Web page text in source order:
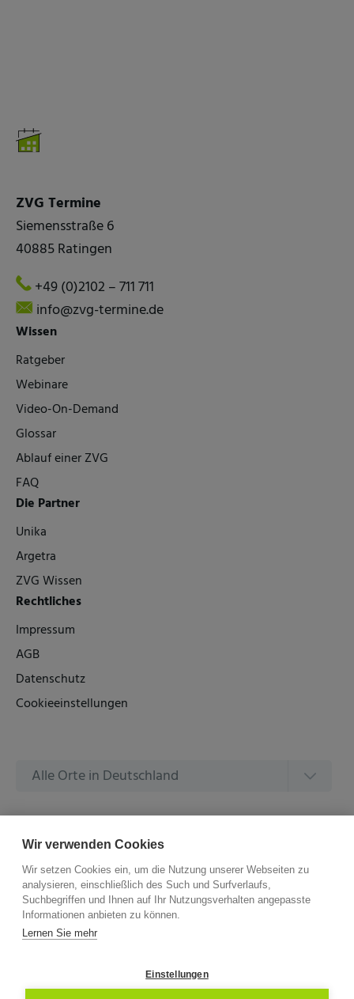
ZVG Termine
Siemensstraße 6
40885 Ratingen
+49 (0)2102 – 711 711
info@zvg-termine.de
Wissen
Ratgeber
Webinare
Video-On-Demand
Glossar
Ablauf einer ZVG
FAQ
Die Partner
Unika
Argetra
ZVG Wissen
Rechtliches
Impressum
AGB
Datenschutz
Cookieeinstellungen
Alle Orte in Deutschland
Alle Amtsgerichte in Deutschland
©2026 –ZVG Termine.Alle Rechte Vorbehalten.
Wir verwenden Cookies
Wir setzen Cookies ein, um die Nutzung unserer Webseiten zu
analysieren, einschließlich des Such und Surfverlaufs,
Suchbegriffen und Ihnen auf Ihr Nutzungsverhalten angepasste
Informationen anbieten zu können.
Lernen Sie mehr
Einstellungen